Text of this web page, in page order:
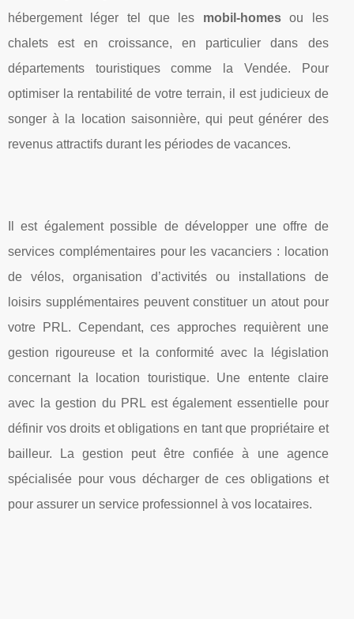
hébergement léger tel que les mobil-homesou les
chalets est en croissance, en particulier dans des
départements touristiques comme la Vendée. Pour
optimiser la rentabilité de votre terrain, il est judicieux de
songer à la location saisonnière, qui peut générer des
revenus attractifs durant les périodes de vacances.
Il est également possible de développer une offre de
services complémentaires pour les vacanciers : location
de vélos, organisation d’activités ou installations de
loisirs supplémentaires peuvent constituer un atout pour
votre PRL. Cependant, ces approches requièrent une
gestion rigoureuse et la conformité avec la législation
concernant la location touristique. Une entente claire
avec la gestion du PRL est également essentielle pour
définir vos droits et obligations en tant que propriétaire et
bailleur. La gestion peut être confiée à une agence
spécialisée pour vous décharger de ces obligations et
pour assurer un service professionnel à vos locataires.